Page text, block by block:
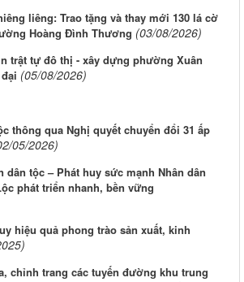
liêng: Trao tặng và thay mới 130 lá cờ
Hoàng Đình Thương (03/08/2026)
trật tự đô thị - xây dựng phường Xuân
(05/08/2026)
thông qua Nghị quyết chuyển đổi 31 ấp
05/2026)
dân tộc – Phát huy sức mạnh Nhân dân
phát triển nhanh, bền vững
hiệu quả phong trào sản xuất, kinh
chỉnh trang các tuyến đường khu trung